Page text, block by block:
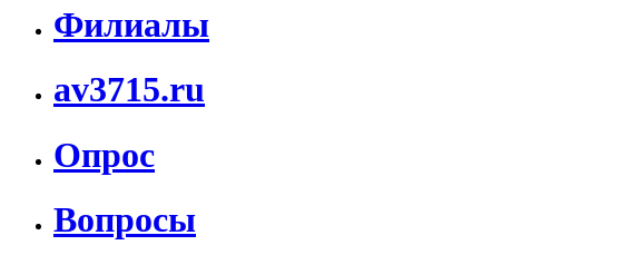
Филиалы
av3715.ru
Опрос
Вопросы